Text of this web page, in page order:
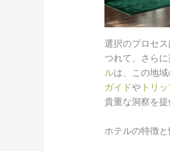
選択のプロセ
つれて、さら
ルは、この地
ガイドや トリ
貴重な洞察を提
ホテルの特徴